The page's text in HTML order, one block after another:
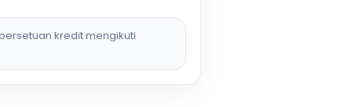
kredit mengikuti